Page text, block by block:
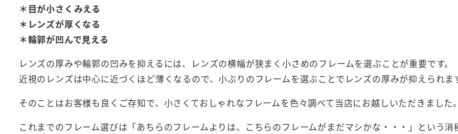
＊目が小さくみえる
＊レンズが厚くなる
＊輪郭が凹んで見える
レンズの厚みや輪郭の凹みを抑えるには、レンズの横幅が狭まく小さめのフレームを選ぶことが重要です。
近視のレンズは中心に近づくほど薄くなるので、小ぶりのフレームを選ぶことでレンズの厚みが抑えられま
そのことはお客様も良くご存知で、小さくておしゃれなフレームを色々調べて当店にお越しいただきました。
これまでのフレーム選びは「あちらのフレームよりは、こちらのフレームがまだマシかな・・・」という消